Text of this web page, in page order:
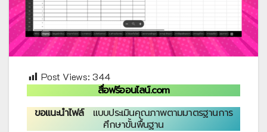
Post Views: 344
สื่อฟรีออนไลน์.com
ขอแนะนำไฟล์
แบบประเมินคุณภาพตามมาตรฐานการ
ศึกษาขั้นพื้นฐาน